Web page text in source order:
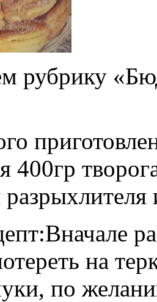
рубрику
400гр
Вначале
на
по